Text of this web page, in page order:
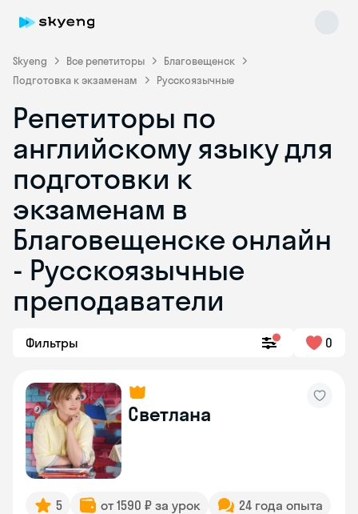
Skyeng Все репетиторы
Благовещенск
Подготовка к экзаменам
Русскоязычные
Репетиторы по
английскому языку для
подготовки к
экзаменам в
Благовещенске онлайн
- Русскоязычные
преподаватели
Фильтры 0
Светлана
5 от 1590 ₽ за урок
24 года опыта
Skyeng Chat